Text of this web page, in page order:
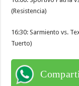
(Resistencia)
16:30: Sarmiento vs.
Tuerto)